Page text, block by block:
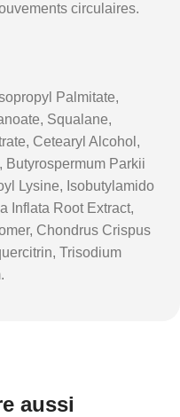
circulaires.
Palmitate,
Squalane,
Cetearyl Alcohol,
Butyrospermum Parkii
Lysine, Isobutylamido
Inflata Root Extract,
Chondrus Crispus
Trisodium
aussi